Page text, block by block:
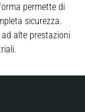
permette di
sicurezza.
alte prestazioni